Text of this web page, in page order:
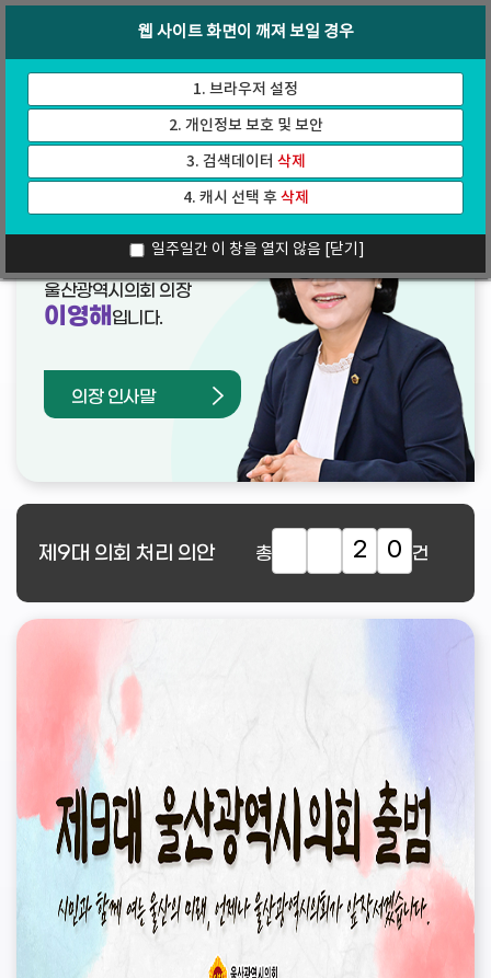
가
기
인터넷방송
웹 사이트 화면이 깨져 보일 경우
1. 브라우저 설정
2. 개인정보 보호 및 보안
3. 검색데이터 삭제
4. 캐시 선택 후삭제
일주일간 이 창을 열지 않음 [닫기]
열린의장실
울산광역시의회 의장
이영해 입니다.
의장 인사말
제9대 의회 처리 의안 총 2 0 건